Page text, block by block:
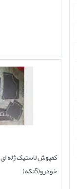
کفپوش لاستیک ژله
خودرو(5تکه)